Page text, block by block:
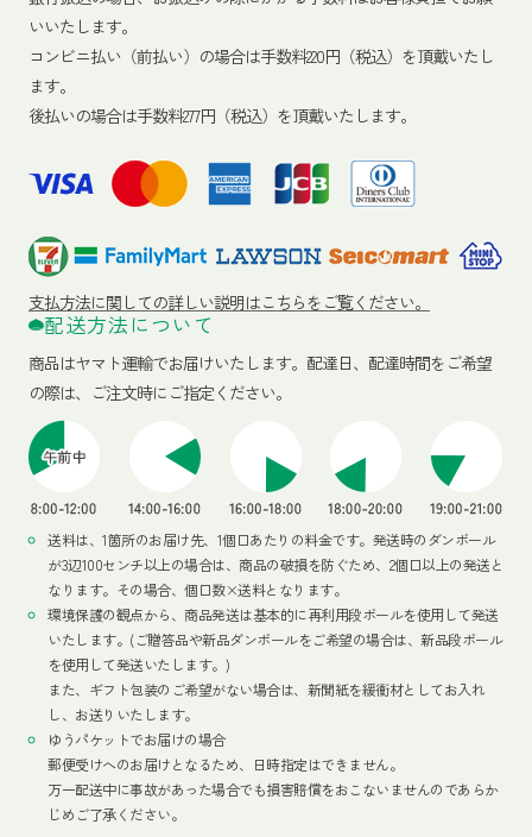
いいたします。
コンビニ払い（前払い）の場合は手数料220円（税込）を頂戴いたし
ます。
後払いの場合は手数料277円（税込）を頂戴いたします。
支払方法に関しての詳しい説明はこちらをご覧ください。
配送方法について
商品はヤマト運輸でお届けいたします。 配達日、配達時間をご希望
の際は、ご注文時にご指定ください。
送料は、1箇所のお届け先、1個口あたりの料金です。発送時のダンボール
が3辺100センチ以上の場合は、商品の破損を防ぐため、2個口以上の発送と
なります。その場合、個口数×送料となります。
環境保護の観点から、商品発送は基本的に再利用段ボールを使用して発送
いたします。(ご贈答品や新品ダンボールをご希望の場合は、新品段ボール
を使用して発送いたします。)
また、ギフト包装のご希望がない場合は、新聞紙を緩衝材としてお入れ
し、お送りいたします。
ゆうパケットでお届けの場合
郵便受けへのお届けとなるため、日時指定はできません。
万一配送中に事故があった場合でも損害賠償をおこないませんのであらか
じめご了承ください。